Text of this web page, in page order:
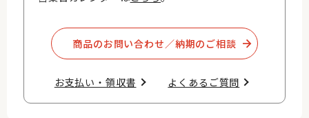
商品のお問い合わせ／納期のご相談​
お支払い・領収書​ よくあるご質問​